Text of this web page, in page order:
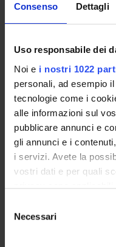
Consenso Dettagli
Uso responsabile dei
Noi e i nostri 1022
personali, ad esempio
tecnologie come i
alle informazioni sul
pubblicare annunci e
gli annunci e i
i servizi. Avete la
vostri dati e per quali
privacy sono
modificare o revocare il
momento dalla
Necessari
02 October
2024
Duration: 3:00
AM
(DSE)
Monday 21
October 2024
11:00 - 13:30
Duration: 3:00
AM
(DSE)